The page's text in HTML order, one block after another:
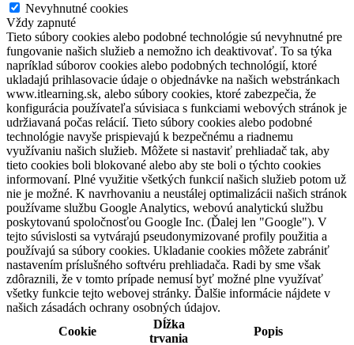
Nevyhnutné cookies
Vždy zapnuté
Tieto súbory cookies alebo podobné technológie sú nevyhnutné pre
fungovanie našich služieb a nemožno ich deaktivovať. To sa týka
napríklad súborov cookies alebo podobných technológií, ktoré
ukladajú prihlasovacie údaje o objednávke na našich webstránkach
www.itlearning.sk, alebo súbory cookies, ktoré zabezpečia, že
konfigurácia používateľa súvisiaca s funkciami webových stránok je
udržiavaná počas relácií. Tieto súbory cookies alebo podobné
technológie navyše prispievajú k bezpečnému a riadnemu
využívaniu našich služieb. Môžete si nastaviť prehliadač tak, aby
tieto cookies boli blokované alebo aby ste boli o týchto cookies
informovaní. Plné využitie všetkých funkcií našich služieb potom už
nie je možné. K navrhovaniu a neustálej optimalizácii našich stránok
používame službu Google Analytics, webovú analytickú službu
poskytovanú spoločnosťou Google Inc. (Ďalej len "Google"). V
tejto súvislosti sa vytvárajú pseudonymizované profily použitia a
používajú sa súbory cookies. Ukladanie cookies môžete zabrániť
nastavením príslušného softvéru prehliadača. Radi by sme však
zdôraznili, že v tomto prípade nemusí byť možné plne využívať
všetky funkcie tejto webovej stránky. Ďalšie informácie nájdete v
našich zásadách ochrany osobných údajov.
Cookie
Dĺžka
trvania
Popis